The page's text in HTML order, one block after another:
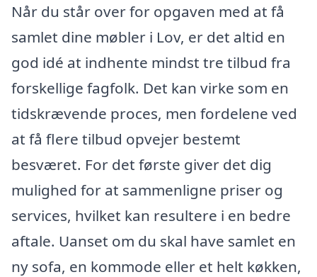
Når du står over for opgaven med at få
samlet dine møbler i Lov, er det altid en
god idé at indhente mindst tre tilbud fra
forskellige fagfolk. Det kan virke som en
tidskrævende proces, men fordelene ved
at få flere tilbud opvejer bestemt
besværet. For det første giver det dig
mulighed for at sammenligne priser og
services, hvilket kan resultere i en bedre
aftale. Uanset om du skal have samlet en
ny sofa, en kommode eller et helt køkken,